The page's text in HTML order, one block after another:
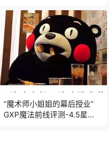
“魔术师小姐姐的幕后授业”
GXP魔法前线评测-4.5星推